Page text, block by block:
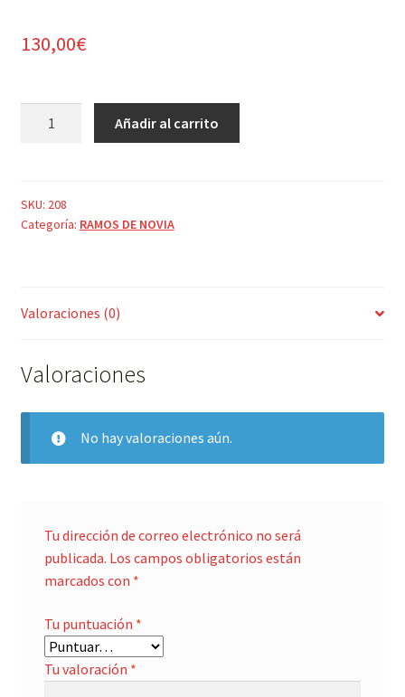
130,00€
CALAS
BLANCA,
VERÓNICAS
cantidad
Añadir al carrito
SKU: 208
Categoría: RAMOS DE NOVIA
Valoraciones (0)
Valoraciones
No hay valoraciones aún.
Tu dirección de correo electrónico no será
publicada. Los campos obligatorios están
marcados con *
Tu puntuación *
Tu valoración *